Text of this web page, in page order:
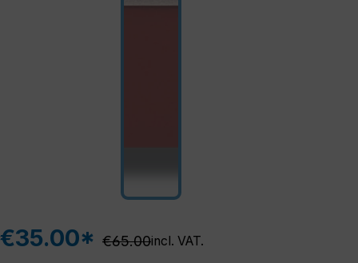
€35.00* Regular price:
€65.00incl. VAT.